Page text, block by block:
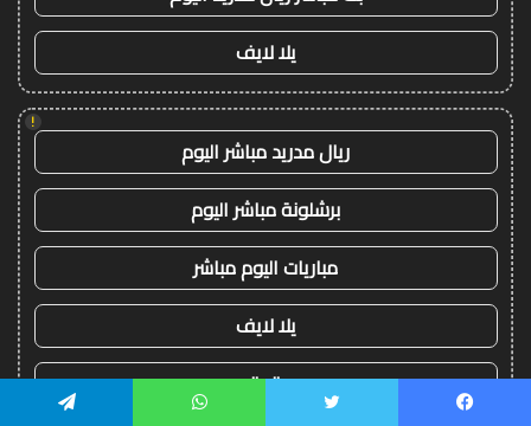
يلا لايف
!
ريال مدريد مباشر اليوم
برشلونة مباشر اليوم
مباريات اليوم مباشر
يلا لايف
yalla live